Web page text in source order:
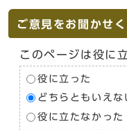
ご意見をお聞かせ
このページは役に
役に立った
どちらともいえな
役に立たなかった